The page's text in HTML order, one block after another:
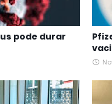
pode durar